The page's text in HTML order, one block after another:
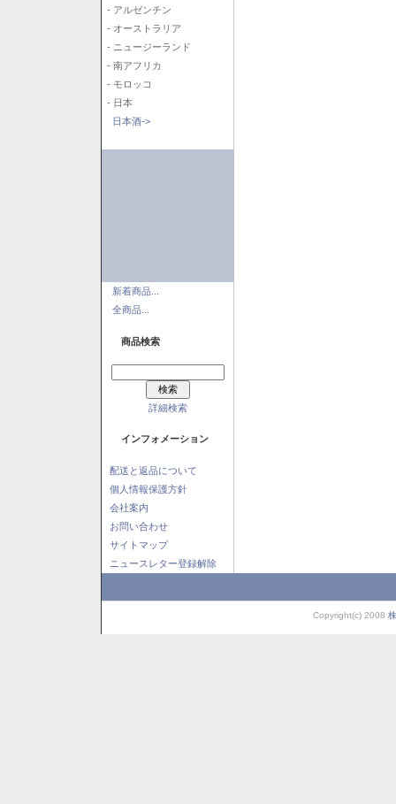
- アルゼンチン
- オーストラリア
- ニュージーランド
- 南アフリカ
- モロッコ
- 日本
日本酒->
新着商品...
全商品...
商品検索
詳細検索
インフォメーション
配送と返品について
個人情報保護方針
会社案内
お問い合わせ
サイトマップ
ニュースレター登録解除
Copyright(c) 2008